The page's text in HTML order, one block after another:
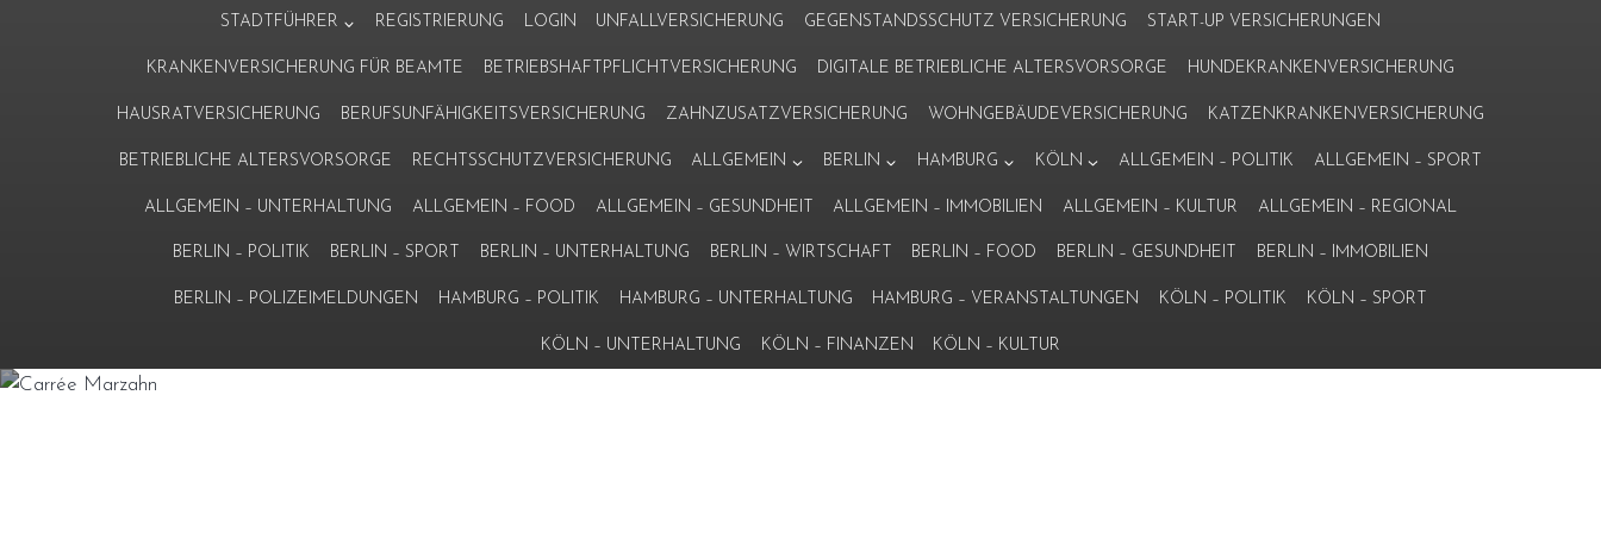
STADTFÜHRER REGISTRIERUNG LOGIN UNFALLVERSICHERUNG GEGENSTANDSSCHUTZ VERSICHERUNG START-UP VERSICHERUNGEN
KRANKENVERSICHERUNG FÜR BEAMTE BETRIEBSHAFTPFLICHTVERSICHERUNG DIGITALE BETRIEBLICHE ALTERSVORSORGE HUNDEKRANKENVERSICHERUNG
HAUSRATVERSICHERUNG BERUFSUNFÄHIGKEITSVERSICHERUNG ZAHNZUSATZVERSICHERUNG WOHNGEBÄUDEVERSICHERUNG KATZENKRANKENVERSICHERUNG
BETRIEBLICHE ALTERSVORSORGE RECHTSSCHUTZVERSICHERUNG ALLGEMEIN BERLIN HAMBURG KÖLN ALLGEMEIN – POLITIK ALLGEMEIN – SPORT
ALLGEMEIN – UNTERHALTUNG ALLGEMEIN – FOOD ALLGEMEIN – GESUNDHEIT ALLGEMEIN – IMMOBILIEN ALLGEMEIN – KULTUR ALLGEMEIN – REGIONAL
BERLIN – POLITIK BERLIN – SPORT BERLIN – UNTERHALTUNG BERLIN – WIRTSCHAFT BERLIN – FOOD BERLIN – GESUNDHEIT BERLIN – IMMOBILIEN
BERLIN – POLIZEIMELDUNGEN HAMBURG – POLITIK HAMBURG – UNTERHALTUNG HAMBURG – VERANSTALTUNGEN KÖLN – POLITIK KÖLN – SPORT
KÖLN – UNTERHALTUNG KÖLN – FINANZEN KÖLN – KULTUR